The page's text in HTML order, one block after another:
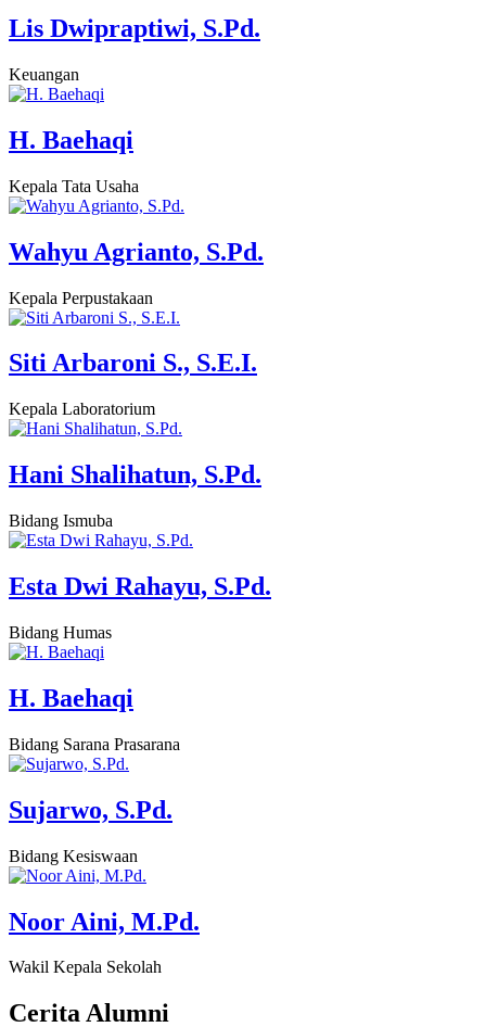
Lis Dwipraptiwi, S.Pd.
Keuangan
H. Baehaqi
Kepala Tata Usaha
Wahyu Agrianto, S.Pd.
Kepala Perpustakaan
Siti Arbaroni S., S.E.I.
Kepala Laboratorium
Hani Shalihatun, S.Pd.
Bidang Ismuba
Esta Dwi Rahayu, S.Pd.
Bidang Humas
H. Baehaqi
Bidang Sarana Prasarana
Sujarwo, S.Pd.
Bidang Kesiswaan
Noor Aini, M.Pd.
Wakil Kepala Sekolah
CeritaAlumni